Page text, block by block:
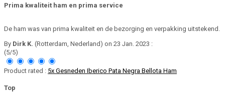
Prima kwaliteit ham en prima service
De ham was van prima kwaliteit en de bezorging en verpakking uitstekend.
By Dirk K. (Rotterdam, Nederland) on 23 Jan. 2023 :
(5/5)
Product rated : 5x Gesneden Iberico Pata Negra Bellota Ham
Top